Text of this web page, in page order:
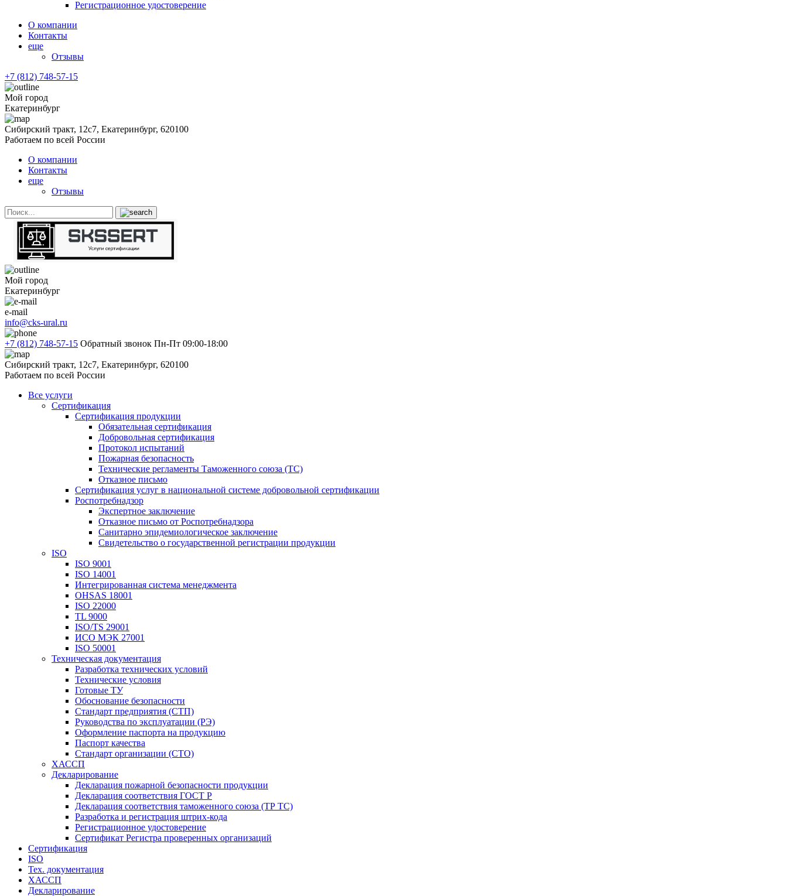
Регистрационное удостоверение
О компании
Контакты
еще
Отзывы
+7 (812) 748-57-15
Мой город
Екатеринбург
Сибирский тракт, 12с7, Екатеринбург, 620100
Работаем по всей России
О компании
Контакты
еще
Отзывы
Мой город
Екатеринбург
e-mail
info@cks-ural.ru
+7 (812) 748-57-15 Обратный звонок Пн-Пт 09:00-18:00
Сибирский тракт, 12с7, Екатеринбург, 620100
Работаем по всей России
Все услуги
Сертификация
Сертификация продукции
Обязательная сертификация
Добровольная сертификация
Протокол испытаний
Пожарная безопасность
Технические регламенты Таможенного союза (ТС)
Отказное письмо
Сертификация услуг в национальной системе добровольной сертификации
Роспотребнадзор
Экспертное заключение
Отказное письмо от Роспотребнадзора
Санитарно эпидемиологическое заключение
Свидетельство о государственной регистрации продукции
ISO
ISO 9001
ISO 14001
Интегрированная система менеджмента
OHSAS 18001
ISO 22000
TL 9000
ISO/TS 29001
ИСО МЭК 27001
ISO 50001
Техническая документация
Разработка технических условий
Технические условия
Готовые ТУ
Обоснование безопасности
Стандарт предприятия (СТП)
Руководства по эксплуатации (РЭ)
Оформление паспорта на продукцию
Паспорт качества
Стандарт организации (СТО)
ХАССП
Декларирование
Декларация пожарной безопасности продукции
Декларация соответствия ГОСТ Р
Декларация соответствия таможенного союза (ТР ТС)
Разработка и регистрация штрих-кода
Регистрационное удостоверение
Сертификат Регистра проверенных организаций
Сертификация
ISO
Тех. документация
ХАССП
Декларирование